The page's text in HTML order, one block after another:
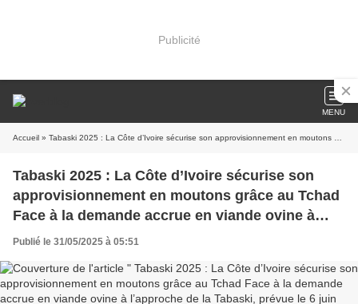
Publicité
MENU
Accueil » Tabaski 2025 : La Côte d’Ivoire sécurise son approvisionnement en moutons grâce au Tchad Face à la demande accrue en viande ovine à l’approche de la Tabaski, prévue le 6 juin prochain, la Côte d’Ivoire met les bouchées doubles pour garantir un approvisionnement suffisant en bétail. En raison des difficultés d’importation en 2025 : la Côte d’Ivoire sécurise son approvisionnement en moutons grâce
Tabaski 2025 : La Côte d’Ivoire sécurise son
approvisionnement en moutons grâce au Tchad
Face à la demande accrue en viande ovine à
l’approche de la Tabaski, prévue le 6 juin
doubles pour garantir un approvisionnement
suffisant en bétail. En raison des difficultés
Publié le 31/05/2025 à 05:51